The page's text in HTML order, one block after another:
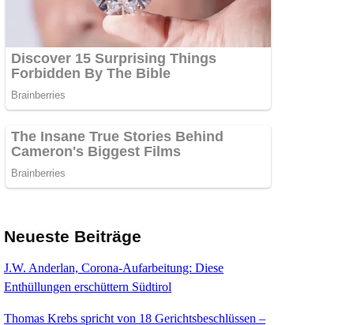
Neueste Beiträge
J.W. Anderlan, Corona-Aufarbeitung: Diese
Enthüllungen erschüttern Südtirol
Thomas Krebs spricht von 18 Gerichtsbeschlüssen –